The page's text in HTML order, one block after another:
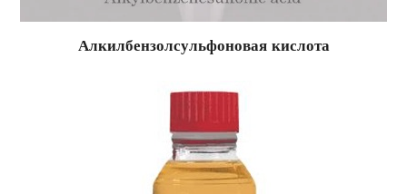
Алкилбензолсульфоновая кислота